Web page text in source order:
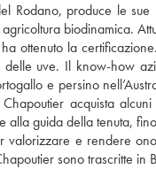
Rodano, produce le
biodinamica.
ottenuto la
uve. Il know-how
e persino
acquista
alla guida della tenuta,
e rendere
sono trascritte in